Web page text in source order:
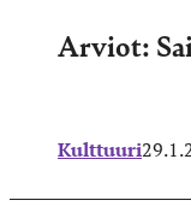
Arviot:
Kulttuuri